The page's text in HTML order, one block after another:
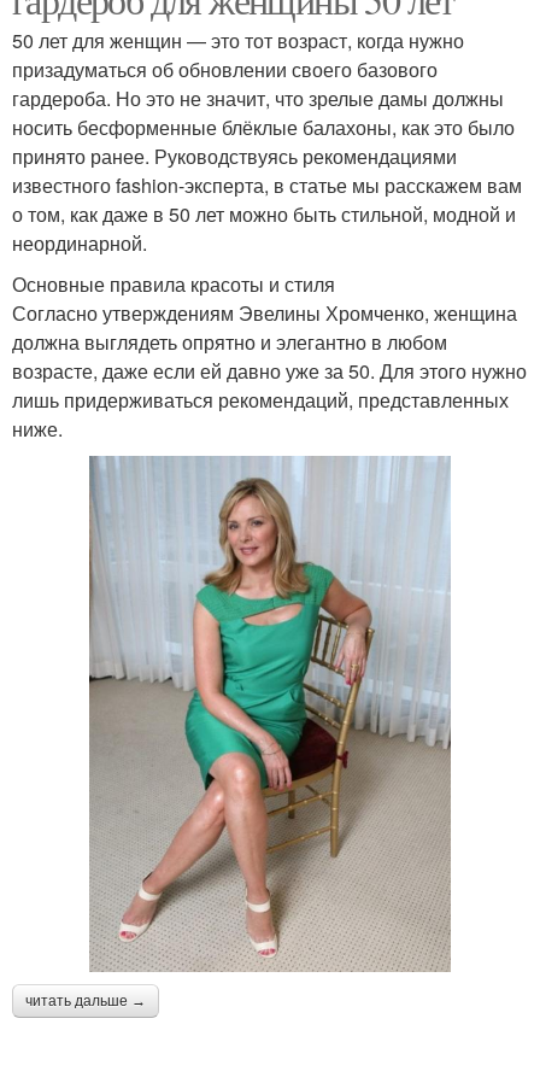
50 лет для женщин — это тот возраст, когда нужно
призадуматься об обновлении своего базового
гардероба. Но это не значит, что зрелые дамы должны
носить бесформенные блёклые балахоны, как это было
принято ранее. Руководствуясь рекомендациями
известного fashion-эксперта, в статье мы расскажем вам
о том, как даже в 50 лет можно быть стильной, модной и
неординарной.
Основные правила красоты и стиля
Согласно утверждениям Эвелины Хромченко, женщина
должна выглядеть опрятно и элегантно в любом
возрасте, даже если ей давно уже за 50. Для этого нужно
лишь придерживаться рекомендаций, представленных
ниже.
читать дальше →